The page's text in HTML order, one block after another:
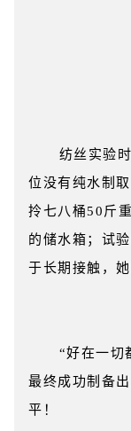
纺丝实验
位没有纯水制
拎七八桶50斤
的储水箱；试
于长期接触，
“好在一切
最终成功制备
平！